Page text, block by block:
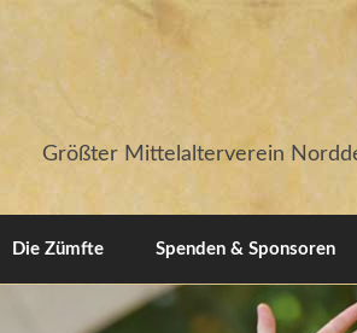
Größter Mittelalterverein
Die Zümfte Spenden & Sponsoren